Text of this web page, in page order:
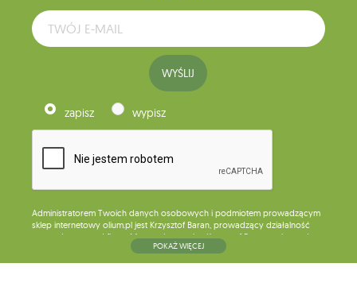
WYŚLIJ
zapisz wypisz
Administratorem Twoich danych osobowych i podmiotem prowadzącym
sklep internetowy olium.pl jest Krzysztof Baran, prowadzący działalność
gospodarczą pod firmą: Mouton Interactive Krzysztof Baran wpisaną do
Centralnej Ewidencji i Informacji o Działalności Gospodarczej, adres
głównego miejsca wykonywania działalności w Siedlcach, ul. Starowiejska
POKAŻ WIĘCEJ